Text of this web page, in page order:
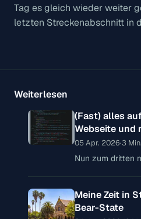
Tag es gleich wieder weiter
letzten Streckenabschnitt in
Weiterlesen
(Fast) alles
Webseite und
05 Apr. 2026·3
Nun zum dritten
Zeit sind – bei
Meine Zeit in
Bear-State